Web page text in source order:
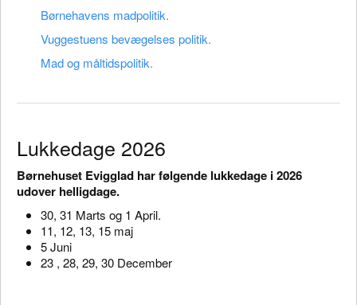
Børnehavens madpolitik.
Vuggestuens bevægelses politik.
Mad og måltidspolitik.
Lukkedage 2026
Børnehuset Evigglad har følgende lukkedage i 2026
udover helligdage.
30, 31 Marts og 1 April.
11, 12, 13, 15 maj
5 Juni
23 , 28, 29, 30 December